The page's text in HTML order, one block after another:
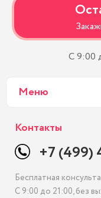
С 9:00
Меню
Контакты
+7 (499)
Бесплатная
С 9:00 до 21:00, без